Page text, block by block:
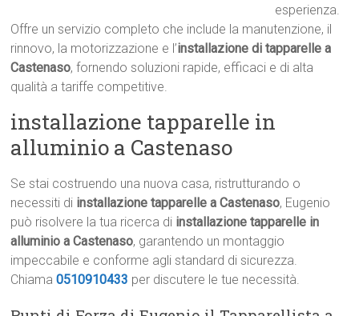
esperienza.
Offre un servizio completo che include la manutenzione, il
rinnovo, la motorizzazione e l’installazione di tapparelle a
Castenaso, fornendo soluzioni rapide, efficaci e di alta
qualità a tariffe competitive.
installazione tapparelle in
alluminio a Castenaso
Se stai costruendo una nuova casa, ristrutturando o
necessiti di installazione tapparelle a Castenaso, Eugenio
può risolvere la tua ricerca di installazione tapparelle in
alluminio a Castenaso, garantendo un montaggio
impeccabile e conforme agli standard di sicurezza.
Chiama0510910433 per discutere le tue necessità.